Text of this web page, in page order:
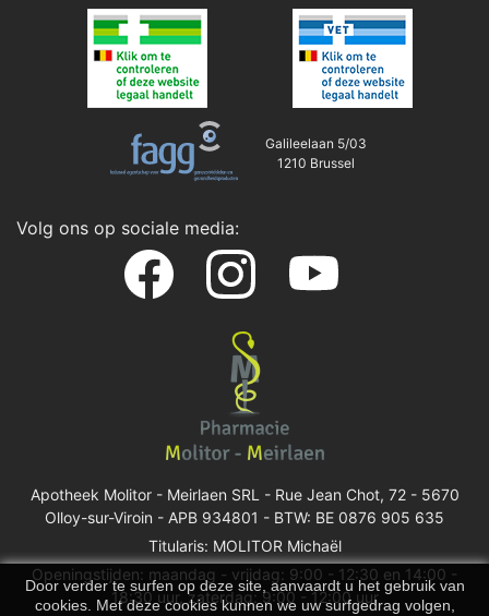
Door verder te surfen op deze site, aanvaardt u het gebruik van
cookies. Met deze cookies kunnen we uw surfgedrag volgen,
Galileelaan 5/03
1210 Brussel
Volg ons op sociale media:
Apotheek Molitor - Meirlaen SRL - Rue Jean Chot, 72 - 5670
Olloy-sur-Viroin - APB 934801 - BTW: BE 0876 905 635
Titularis: MOLITOR Michaël
Openingstijden: maandag - vrijdag: 9:00 - 12:30 en 14:00 -
18:30 uur, zaterdag: 9:00 - 12:00 uur